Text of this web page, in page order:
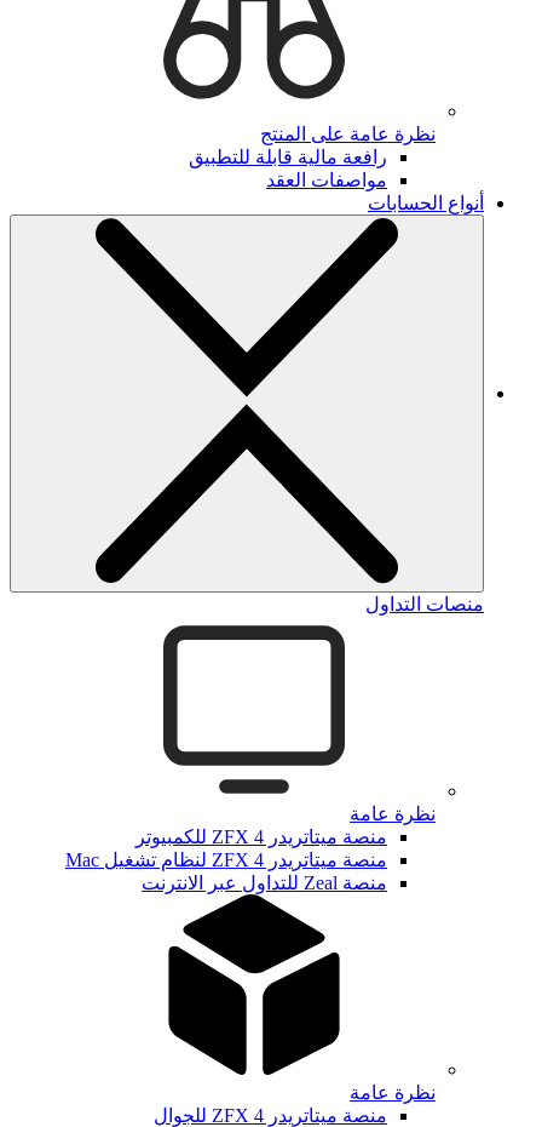
نظرة عامة على المنتج
رافعة مالية قابلة للتطبيق
مواصفات العقد
أنواع الحسابات
منصات التداول
نظرة عامة
منصة ميتاتريدر ZFX 4 للكمبيوتر
منصة ميتاتريدر ZFX 4 لنظام تشغيل Mac
منصة Zeal للتداول عبر الانترنت
نظرة عامة
منصة ميتاتريدر ZFX 4 للجوال